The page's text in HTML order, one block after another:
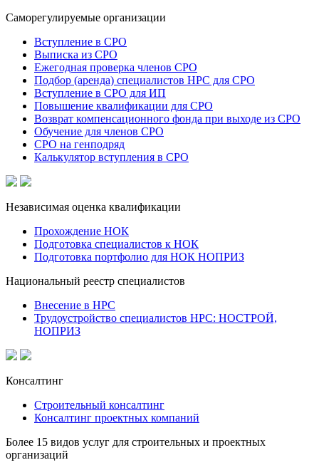
Саморегулируемые организации
Вступление в СРО
Выписка из СРО
Ежегодная проверка членов СРО
Подбор (аренда) специалистов НРС для СРО
Вступление в СРО для ИП
Повышение квалификации для СРО
Возврат компенсационного фонда при выходе из СРО
Обучение для членов СРО
СРО на генподряд
Калькулятор вступления в СРО
Независимая оценка квалификации
Прохождение НОК
Подготовка специалистов к НОК
Подготовка портфолио для НОК НОПРИЗ
Национальный реестр специалистов
Внесение в НРС
Трудоустройство специалистов НРС: НОСТРОЙ,
НОПРИЗ
Консалтинг
Строительный консалтинг
Консалтинг проектных компаний
Более 15 видов услуг для строительных и проектных
организаций